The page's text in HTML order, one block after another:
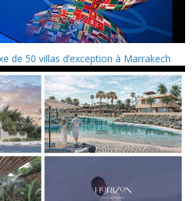
de 50 villas d’exception à Marrakech